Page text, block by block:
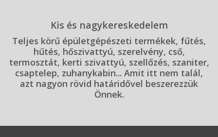
Kis és nagykereskedelem
Teljes körű épületgépészeti termékek, fűtés,
hűtés, hőszivattyú, szerelvény, cső,
termosztát, kerti szivattyú, szellőzés, szaniter,
csaptelep, zuhanykabin... Amit itt nem talál,
azt nagyon rövid határidővel beszerezzük
Önnek.